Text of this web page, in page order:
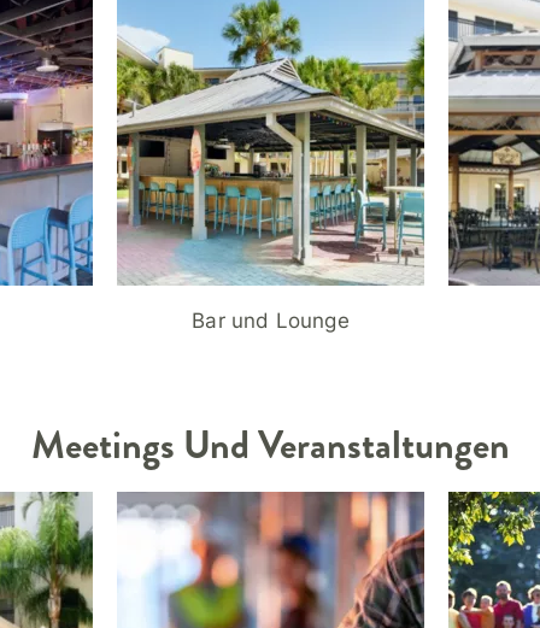
Bar und Lounge
Meetings Und Veranstaltungen